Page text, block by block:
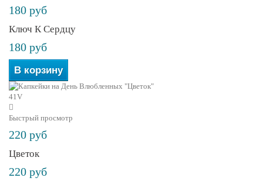
180 руб
Ключ К Сердцу
180 руб
В корзину
Быстрый просмотр
220 руб
Цветок
220 руб